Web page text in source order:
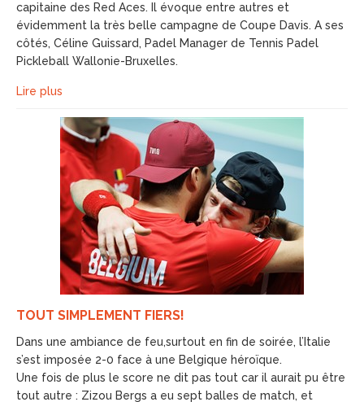
capitaine des Red Aces. Il évoque entre autres et
évidemment la très belle campagne de Coupe Davis. A ses
côtés, Céline Guissard, Padel Manager de Tennis Padel
Pickleball Wallonie-Bruxelles.
Lire plus
TOUT SIMPLEMENT FIERS!
Dans une ambiance de feu,surtout en fin de soirée, l’Italie
s’est imposée 2-0 face à une Belgique héroïque.
Une fois de plus le score ne dit pas tout car il aurait pu être
tout autre : Zizou Bergs a eu sept balles de match, et